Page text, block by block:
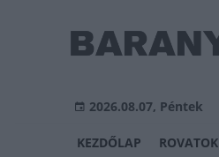
2026.08.07, Péntek
KEZDŐLAP ROVATOK